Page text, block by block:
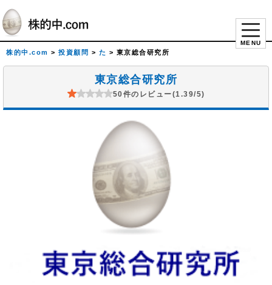
MENU
株的中.com > 投資顧問 > た > 東京総合研究所
東京総合研究所
50件のレビュー(1.39/5)